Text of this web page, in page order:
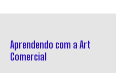
Aprendendo com a Art
Comercial